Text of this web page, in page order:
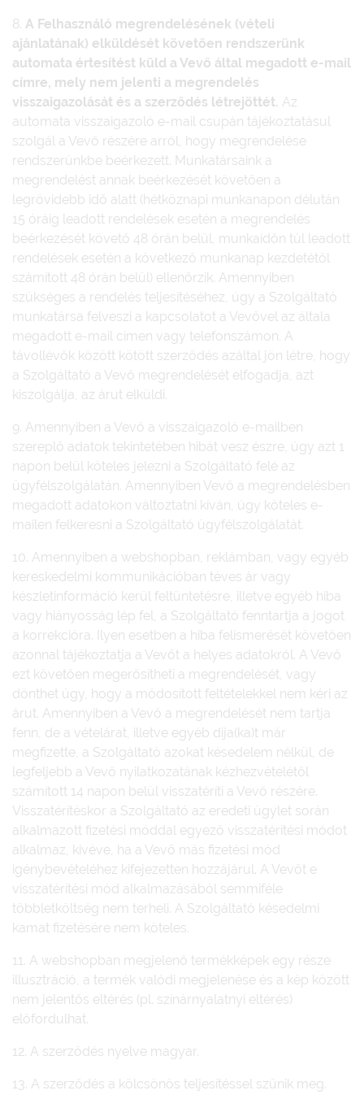
8. A Felhasználó megrendelésének (vételi
ajánlatának) elküldését követően rendszerünk
automata értesítést küld a Vevő által megadott e-mail
címre, mely nem jelenti a megrendelés
visszaigazolását és a szerződés létrejöttét. Az
automata visszaigazoló e-mail csupán tájékoztatásul
szolgál a Vevő részére arról, hogy megrendelése
rendszerünkbe beérkezett. Munkatársaink a
megrendelést annak beérkezését követően a
legrövidebb idő alatt (hétköznapi munkanapon délután
15 óráig leadott rendelések esetén a megrendelés
beérkezését követő 48 órán belül, munkaidőn túl leadott
rendelések esetén a következő munkanap kezdetétől
számított 48 órán belül) ellenőrzik. Amennyiben
szükséges a rendelés teljesítéséhez, úgy a Szolgáltató
munkatársa felveszi a kapcsolatot a Vevővel az általa
megadott e-mail címen vagy telefonszámon. A
távollévők között kötött szerződés azáltal jön létre, hogy
a Szolgáltató a Vevő megrendelését elfogadja, azt
kiszolgálja, az árut elküldi.
9. Amennyiben a Vevő a visszaigazoló e-mailben
szereplő adatok tekintetében hibát vesz észre, úgy azt 1
napon belül köteles jelezni a Szolgáltató felé az
ügyfélszolgálatán. Amennyiben Vevő a megrendelésben
megadott adatokon változtatni kíván, úgy köteles e-
mailen felkeresni a Szolgáltató ügyfélszolgálatát.
10. Amennyiben a webshopban, reklámban, vagy egyéb
kereskedelmi kommunikációban téves ár vagy
készletinformáció kerül feltüntetésre, illetve egyéb hiba
vagy hiányosság lép fel, a Szolgáltató fenntartja a jogot
a korrekcióra. Ilyen esetben a hiba felismerését követően
azonnal tájékoztatja a Vevőt a helyes adatokról. A Vevő
ezt követően megerősítheti a megrendelését, vagy
dönthet úgy, hogy a módosított feltételekkel nem kéri az
árut. Amennyiben a Vevő a megrendelését nem tartja
fenn, de a vételárat, illetve egyéb díja(ka)t már
megfizette, a Szolgáltató azokat késedelem nélkül, de
legfeljebb a Vevő nyilatkozatának kézhezvételétől
számított 14 napon belül visszatéríti a Vevő részére.
Visszatérítéskor a Szolgáltató az eredeti ügylet során
alkalmazott fizetési móddal egyező visszatérítési módot
alkalmaz, kivéve, ha a Vevő más fizetési mód
igénybevételéhez kifejezetten hozzájárul. A Vevőt e
visszatérítési mód alkalmazásából semmiféle
többletköltség nem terheli. A Szolgáltató késedelmi
kamat fizetésére nem köteles.
11. A webshopban megjelenő termékképek egy része
illusztráció, a termék valódi megjelenése és a kép között
nem jelentős eltérés (pl. színárnyalatnyi eltérés)
előfordulhat.
12. A szerződés nyelve magyar.
13. A szerződés a kölcsönös teljesítéssel szűnik meg.